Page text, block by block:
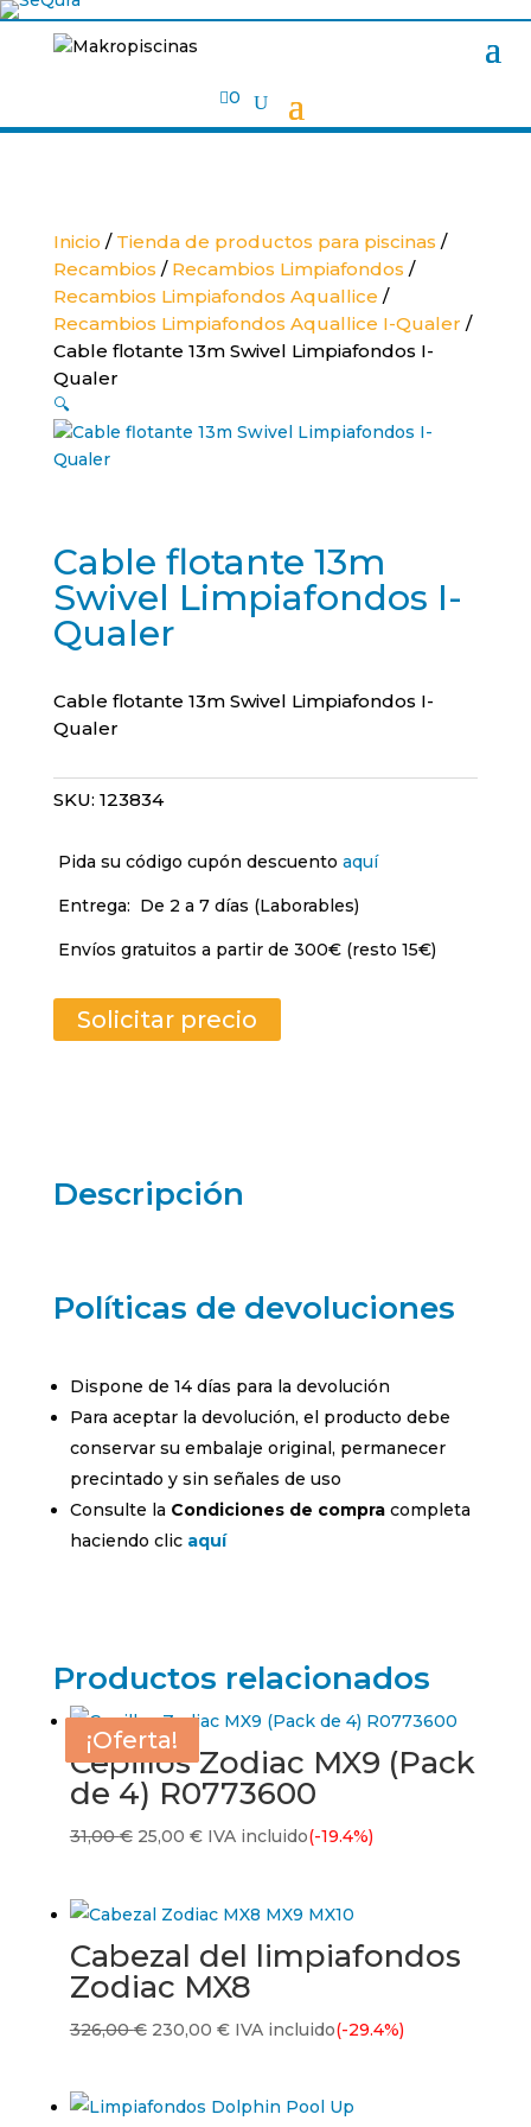
0
Inicio / Tienda de productos para piscinas /
Recambios / Recambios Limpiafondos /
Recambios Limpiafondos Aquallice /
Recambios Limpiafondos Aquallice I-Qualer /
Cable flotante 13m Swivel Limpiafondos I-
Qualer
🔍
Cable flotante 13m
Swivel Limpiafondos I-
Qualer
Cable flotante 13m Swivel Limpiafondos I-
Qualer
SKU: 123834
Pida su código cupón descuento aquí
Entrega: De 2 a 7 días (Laborables)
Envíos gratuitos a partir de 300€ (resto 15€)
Solicitar precio
Descripción
Políticas de devoluciones
Dispone de 14 días para la devolución
Para aceptar la devolución, el producto debe
conservar su embalaje original, permanecer
precintado y sin señales de uso
Consulte la Condiciones de compracompleta
haciendo clic aquí
Productos relacionados
¡Oferta!
Cepillos Zodiac MX9 (Pack
de 4) R0773600
31,00€ El
era:
31,00 €.
25,00 €El
es:
25,00 €.
IVA incluido(-19.4%)
¡Oferta!
Cabezal del limpiafondos
Zodiac MX8
326,00€ El
230,00 €El
es:
IVA incluido(-29.4%)
¡Oferta!
¡Oferta!